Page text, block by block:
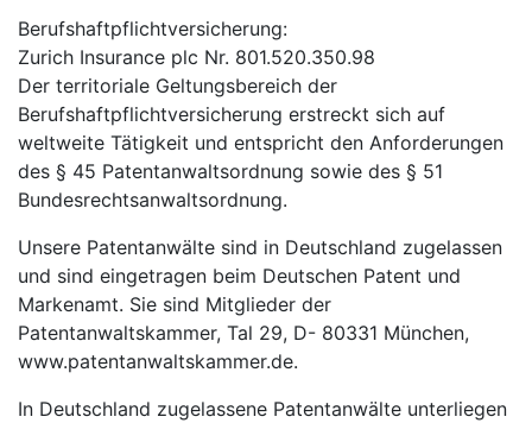
Berufshaftpflichtversicherung:
Zurich Insurance plc Nr. 801.520.350.98
Der territoriale Geltungsbereich der
Berufshaftpflichtversicherung erstreckt sich auf
weltweite Tätigkeit und entspricht den Anforderungen
des § 45 Patentanwaltsordnung sowie des § 51
Bundesrechtsanwaltsordnung.
Unsere Patentanwälte sind in Deutschland zugelassen
und sind eingetragen beim Deutschen Patent und
Markenamt. Sie sind Mitglieder der
Patentanwaltskammer, Tal 29, D- 80331 München,
www.patentanwaltskammer.de.
In Deutschland zugelassene Patentanwälte unterliegen